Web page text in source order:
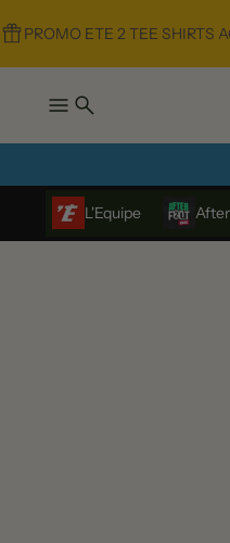
PROMO ETE 2 TEE SHIRTS
L'Equipe